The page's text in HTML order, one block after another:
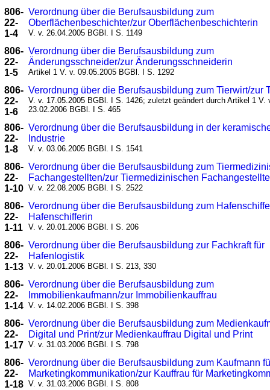
806-
22-
1-4
Verordnung über die Berufsausbildung zum
Oberflächenbeschichter/zur Oberflächenbeschichterin
V. v. 26.04.2005 BGBl. I S. 1149
806-
22-
1-5
Verordnung über die Berufsausbildung zum
Änderungsschneider/zur Änderungsschneiderin
Artikel 1 V. v. 09.05.2005 BGBl. I S. 1292
806-
22-
1-6
Verordnung über die Berufsausbildung zum Tierwirt/zur
V. v. 17.05.2005 BGBl. I S. 1426; zuletzt geändert durch Artikel 1 V.
23.02.2006 BGBl. I S. 465
806-
22-
1-8
Verordnung über die Berufsausbildung in der
Industrie
V. v. 03.06.2005 BGBl. I S. 1541
806-
22-
1-10
Verordnung über die Berufsausbildung zum
Fachangestellten/zur Tiermedizinischen
V. v. 22.08.2005 BGBl. I S. 2522
806-
22-
1-11
Verordnung über die Berufsausbildung zum
Hafenschifferin
V. v. 20.01.2006 BGBl. I S. 206
806-
22-
1-13
Verordnung über die Berufsausbildung zur Fachkraft für
Hafenlogistik
V. v. 20.01.2006 BGBl. I S. 213, 330
806-
22-
1-14
Verordnung über die Berufsausbildung zum
Immobilienkaufmann/zur Immobilienkauffrau
V. v. 14.02.2006 BGBl. I S. 398
806-
22-
1-17
Verordnung über die Berufsausbildung zum
Digital und Print/zur Medienkauffrau Digital und Print
V. v. 31.03.2006 BGBl. I S. 798
806-
22-
1-18
Verordnung über die Berufsausbildung zum Kaufmann
Marketingkommunikation/zur Kauffrau für
V. v. 31.03.2006 BGBl. I S. 808